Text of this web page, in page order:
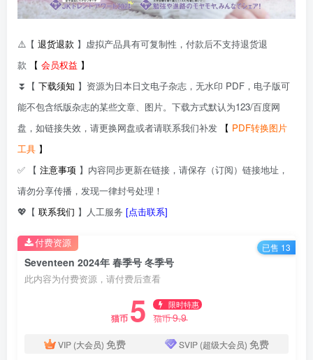
⚠️【 退货退款 】虚拟产品具有可复制性，付款后不支持退货退
款
【 会员权益 】
⏬【 下载须知 】资源为日本日文电子杂志，无水印 PDF，电子版可
能不包含纸版杂志的某些文章、图片。下载方式默认为123/百度网
盘，如链接失效，请更换网盘或者请联系我们补发
【 PDF转换图片
工具 】
✅ 【 注意事项 】内容同步更新在链接，请保存（订阅）链接地址，
请勿分享传播，发现一律封号处理！
💖【 联系我们 】人工服务 [点击联系]
Seventeen 2024年 春季号 冬季号
此内容为付费资源，请付费后查看
猫币 5 限时特惠
猫币9.9
VIP (大会员) 免费 SVIP (超级大会员) 免费
付费资源 已售 13